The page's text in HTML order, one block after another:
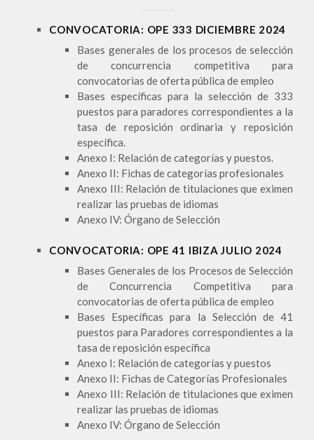
CONVOCATORIA: OPE 333 DICIEMBRE 2024
Bases generales de los procesos de selección
de concurrencia competitiva para
convocatorias de oferta pública de empleo
Bases específicas para la selección de 333
puestos para paradores correspondientes a la
tasa de reposición ordinaria y reposición
específica.
Anexo I: Relación de categorías y puestos.
Anexo II: Fichas de categorías profesionales
Anexo III: Relación de titulaciones que eximen
realizar las pruebas de idiomas
Anexo IV: Órgano de Selección
CONVOCATORIA: OPE 41 IBIZA JULIO 2024
Bases Generales de los Procesos de Selección
de Concurrencia Competitiva para
convocatorias de oferta pública de empleo
Bases Específicas para la Selección de 41
puestos para Paradores correspondientes a la
tasa de reposición específica
Anexo I: Relación de categorías y puestos
Anexo II: Fichas de Categorías Profesionales
Anexo III: Relación de titulaciones que eximen
realizar las pruebas de idiomas
Anexo IV: Órgano de Selección